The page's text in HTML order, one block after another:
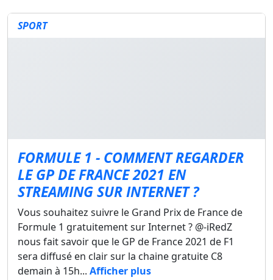
SPORT
FORMULE 1 - COMMENT REGARDER
LE GP DE FRANCE 2021 EN
STREAMING SUR INTERNET ?
Vous souhaitez suivre le Grand Prix de France de
Formule 1 gratuitement sur Internet ? @-iRedZ
nous fait savoir que le GP de France 2021 de F1
sera diffusé en clair sur la chaine gratuite C8
demain à 15h... Afficher plus